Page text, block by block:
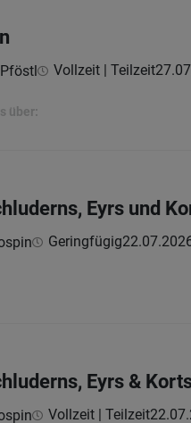
Vollzeit | Teilzeit
über:
Eyrs und
Geringfügig
Eyrs &
Vollzeit | Teilzeit